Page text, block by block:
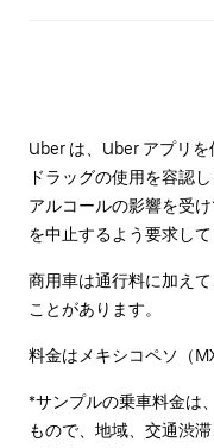
Uber は、Uber アプリ
ドラッグの使用を容認
アルコールの影響を受
を中止するよう要求して
商用車は通行料に加え
ことがあります。
料金はメキシコペソ（
*サンプルの乗車料金は
もので、地域、交通渋